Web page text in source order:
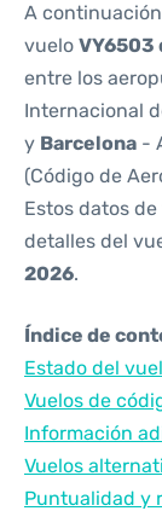
A
vuelo VY6503
entre los
Internacional
y Barcelona -
(Código de
Estos datos
detalles del
2026.
Índice de
Estado del
Vuelos de
Información
Vuelos
Puntualidad y